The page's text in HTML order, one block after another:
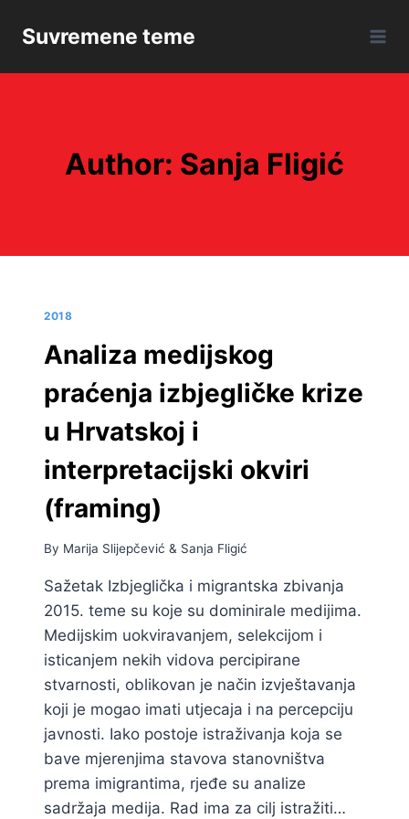
Suvremene teme
Author: Sanja Fligić
2018
Analiza medijskog
praćenja izbjegličke krize
u Hrvatskoj i
interpretacijski okviri
(framing)
By Marija Slijepčević & Sanja Fligić
Sažetak Izbjeglička i migrantska zbivanja
2015. teme su koje su dominirale medijima.
Medijskim uokviravanjem, selekcijom i
isticanjem nekih vidova percipirane
stvarnosti, oblikovan je način izvještavanja
koji je mogao imati utjecaja i na percepciju
javnosti. Iako postoje istraživanja koja se
bave mjerenjima stavova stanovništva
prema imigrantima, rjeđe su analize
sadržaja medija. Rad ima za cilj istražiti…